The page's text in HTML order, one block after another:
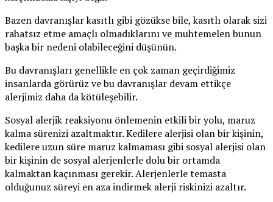
Bazen davranışlar kasıtlı gibi gözükse bile, kasıtlı olarak sizi
rahatsız etme amaçlı olmadıklarını ve muhtemelen bunun
başka bir nedeni olabileceğini düşünün.
Bu davranışları genellikle en çok zaman geçirdiğimiz
insanlarda görürüz ve bu davranışlar devam ettikçe
alerjimiz daha da kötüleşebilir.
Sosyal alerjik reaksiyonu önlemenin etkili bir yolu, maruz
kalma sürenizi azaltmaktır. Kedilere alerjisi olan bir kişinin,
kedilere uzun süre maruz kalmaması gibi sosyal alerjisi olan
bir kişinin de sosyal alerjenlerle dolu bir ortamda
kalmaktan kaçınması gerekir. Alerjenlerle temasta
olduğunuz süreyi en aza indirmek alerji riskinizi azaltır.